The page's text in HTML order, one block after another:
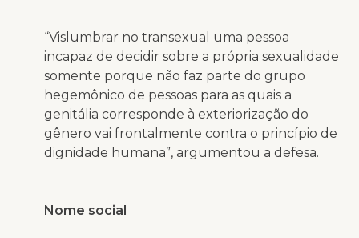
“Vislumbrar no transexual uma pessoa
incapaz de decidir sobre a própria sexualidade
somente porque não faz parte do grupo
hegemônico de pessoas para as quais a
genitália corresponde à exteriorização do
gênero vai frontalmente contra o princípio de
dignidade humana”, argumentou a defesa.
Nome social